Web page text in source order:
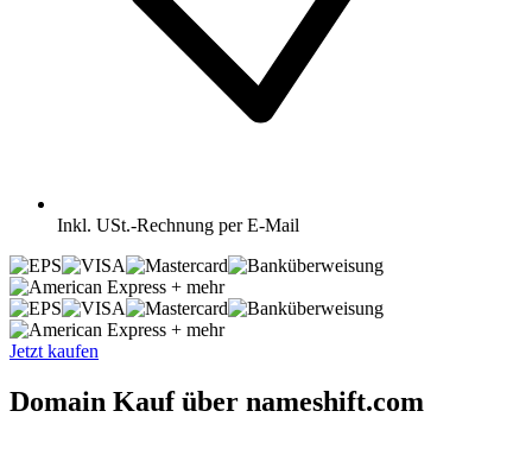
Inkl. USt.-Rechnung per E-Mail
+ mehr
+ mehr
Jetzt kaufen
Domain Kauf über nameshift.com